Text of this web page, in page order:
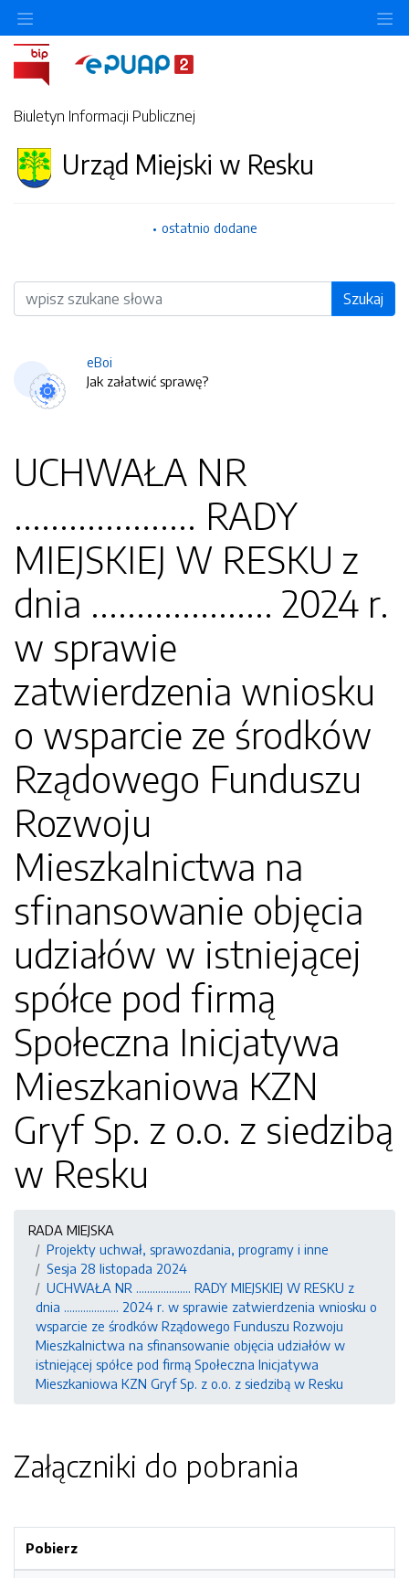
Biuletyn Informacji Publicznej
Urząd Miejski w Resku
ostatnio dodane
Wyszukiwarka Szukaj
eBoi
Jak załatwić sprawę?
UCHWAŁA NR
.................... RADY
MIEJSKIEJ W RESKU z
dnia .................... 2024 r.
w sprawie
zatwierdzenia wniosku
o wsparcie ze środków
Rządowego Funduszu
Rozwoju
Mieszkalnictwa na
sfinansowanie objęcia
udziałów w istniejącej
spółce pod firmą
Społeczna Inicjatywa
Mieszkaniowa KZN
Gryf Sp. z o.o. z siedzibą
w Resku
RADA MIEJSKA
Projekty uchwał, sprawozdania, programy i inne
Sesja 28 listopada 2024
UCHWAŁA NR .................... RADY MIEJSKIEJ W RESKU z
dnia .................... 2024 r. w sprawie zatwierdzenia wniosku o
wsparcie ze środków Rządowego Funduszu Rozwoju
Mieszkalnictwa na sfinansowanie objęcia udziałów w
istniejącej spółce pod firmą Społeczna Inicjatywa
Mieszkaniowa KZN Gryf Sp. z o.o. z siedzibą w Resku
Załączniki do pobrania
Pobierz